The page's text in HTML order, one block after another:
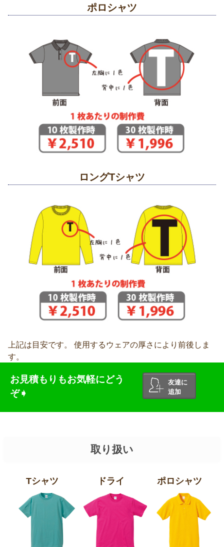
ポロシャツ
ロングTシャツ
上記は目安です。 使用するウェアの厚さにより前後しま
す。
お見積もりもお気軽にどう
ぞ➧
友達に
追加
取り扱い
Tシャツ ドライ ポロシャツ